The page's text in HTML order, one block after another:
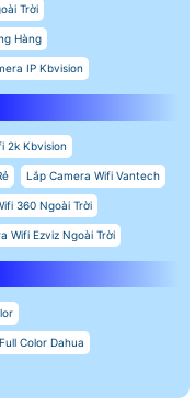
Trời
Hàng
IP Kbvision
2k Kbvision
Lắp Camera Wifi Vantech
360 Ngoài Trời
Wifi Ezviz Ngoài Trời
Color Dahua